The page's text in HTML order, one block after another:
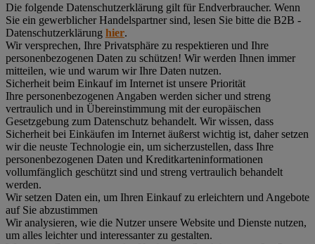
Die folgende Datenschutzerklärung gilt für Endverbraucher. Wenn
Sie ein gewerblicher Handelspartner sind, lesen Sie bitte die B2B -
Datenschutzerklärung hier.
Wir versprechen, Ihre Privatsphäre zu respektieren und Ihre
personenbezogenen Daten zu schützen! Wir werden Ihnen immer
mitteilen, wie und warum wir Ihre Daten nutzen.
Sicherheit beim Einkauf im Internet ist unsere Priorität
Ihre personenbezogenen Angaben werden sicher und streng
vertraulich und in Übereinstimmung mit der europäischen
Gesetzgebung zum Datenschutz behandelt. Wir wissen, dass
Sicherheit bei Einkäufen im Internet äußerst wichtig ist, daher setzen
wir die neuste Technologie ein, um sicherzustellen, dass Ihre
personenbezogenen Daten und Kreditkarteninformationen
vollumfänglich geschützt sind und streng vertraulich behandelt
werden.
Wir setzen Daten ein, um Ihren Einkauf zu erleichtern und Angebote
auf Sie abzustimmen
Wir analysieren, wie die Nutzer unsere Website und Dienste nutzen,
um alles leichter und interessanter zu gestalten.